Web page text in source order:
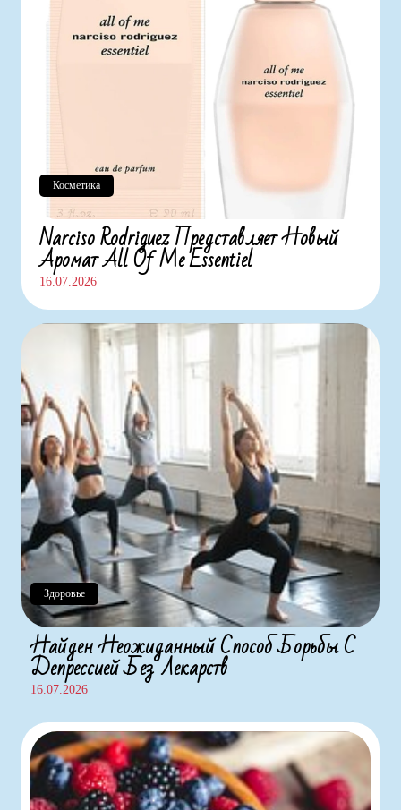
Narciso Rodriguez Представляет Новый
Аромат All Of Me Essentiel
16.07.2026
Косметика
Здоровье
Найден Неожиданный Способ Борьбы С
Депрессией Без Лекарств
16.07.2026